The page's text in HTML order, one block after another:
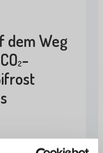
dem Weg
2-